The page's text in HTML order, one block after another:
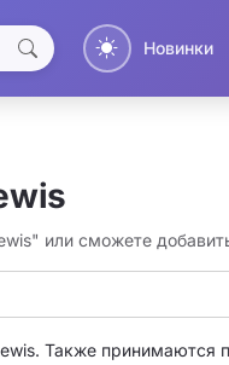
Новинки
или сможете
Также